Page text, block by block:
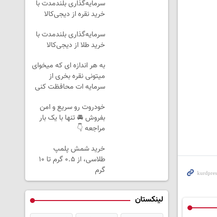
سرمایه‌گذاری بلندمدت با
خرید نقره از دیجی‌کالا
سرمایه‌گذاری بلندمدت با
خرید طلا از دیجی‌کالا
به هر اندازه ای که میخوای
میتونی نقره بخری از
سرمایه ات محافظت کنی
خودروت رو سریع و امن
بفروش 🚘 تنها با یک بار
مراجعه 👇
خرید شمش پلمپ
طلاسی، از ۰.۵ گرم تا ۱۰
گرم
لینکستان